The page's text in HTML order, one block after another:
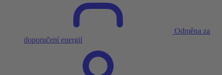
Odměna za
doporučení energií